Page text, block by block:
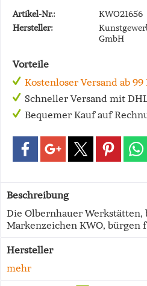
Artikel-Nr.:
KWO21656
Hersteller:
GmbH
Vorteile
Kostenloser Versand ab 99
Schneller Versand mit
Bequemer Kauf auf
Beschreibung
Die Olbernhauer
Markenzeichen KWO, bürgen
Hersteller
mehr